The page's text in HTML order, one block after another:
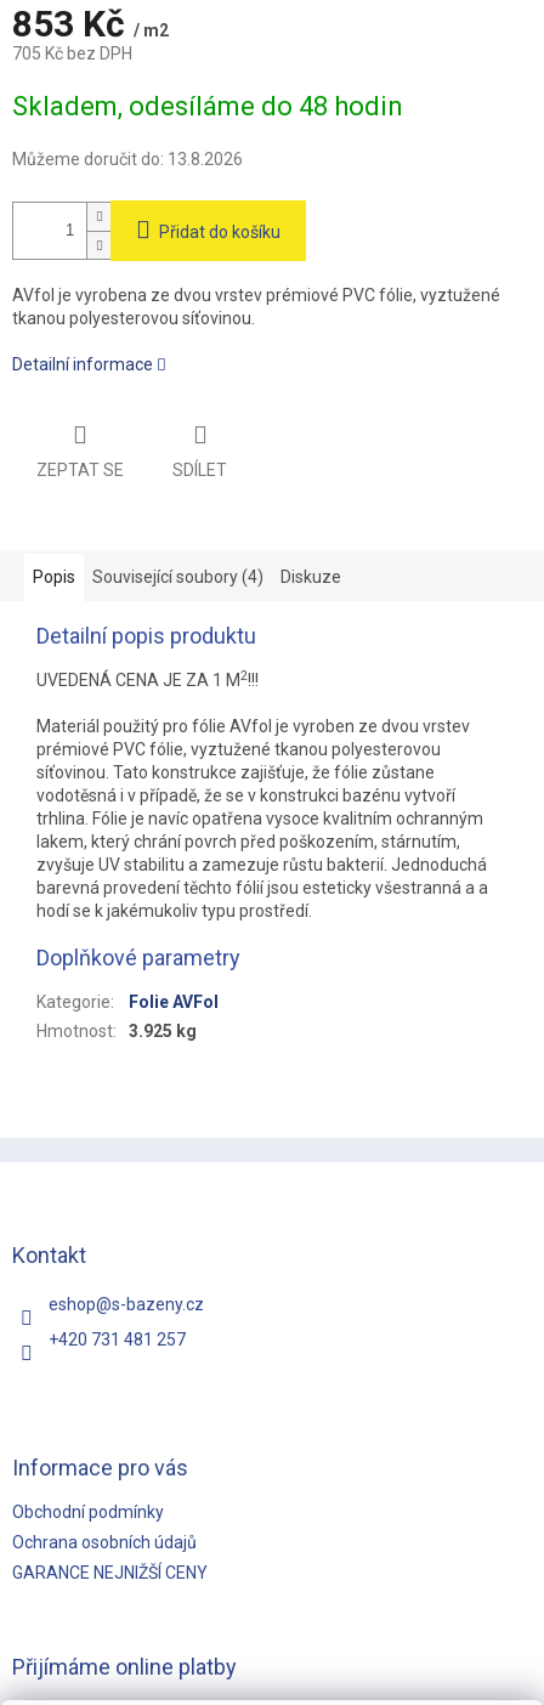
853 Kč / m2
705 Kč bez DPH
cena:
Skladem, odesíláme do 48 hodin
Můžeme doručit do: 13.8.2026
Přidat do košíku
AVfol je vyrobena ze dvou vrstev prémiové PVC fólie, vyztužené
tkanou polyesterovou síťovinou.
Detailní informace
ZEPTAT SE SDÍLET
Popis Související soubory (4) Diskuze
Detailní popis produktu
UVEDENÁ CENA JE ZA 1 M2!!!
Materiál použitý pro fólie AVfol je vyroben ze dvou vrstev
prémiové PVC fólie, vyztužené tkanou polyesterovou
síťovinou. Tato konstrukce zajišťuje, že fólie zůstane
vodotěsná i v případě, že se v konstrukci bazénu vytvoří
trhlina. Fólie je navíc opatřena vysoce kvalitním ochranným
lakem, který chrání povrch před poškozením, stárnutím,
zvyšuje UV stabilitu a zamezuje růstu bakterií. Jednoduchá
barevná provedení těchto fólií jsou esteticky všestranná a a
hodí se k jakémukoliv typu prostředí.
Doplňkové parametry
Kategorie:
Folie AVFol
Hmotnost: 3.925 kg
Kontakt
eshop@s-bazeny.cz
+420 731 481 257
Informace pro vás
Obchodní podmínky
Ochrana osobních údajů
GARANCE NEJNIŽŠÍ CENY
Přijímáme online platby